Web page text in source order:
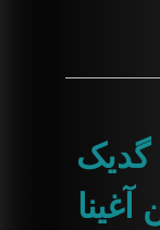
گدیک